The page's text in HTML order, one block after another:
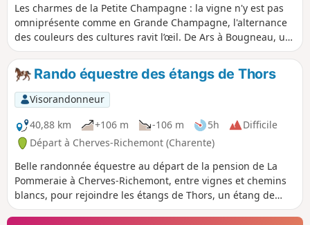
Les charmes de la Petite Champagne : la vigne n'y est pas
omniprésente comme en Grande Champagne, l'alternance
des couleurs des cultures ravit l’œil. De Ars à Bougneau, un
chemin de crête avec de vastes panoramas sur la vallée de
la Charente. De Bougneau à Lonzac une promenade sur de
bons chemin dans l'attente ...d'une belle et triste histoire
d'amour. Un retour par des chemins longeant la vallée du
Né avec un gué qui sera le seul point d'eau naturel. Pensez
aux possibilités de halte...
Rando équestre des étangs de Thors
Visorandonneur
40,88 km
+106 m -106 m 5h
Difficile
Départ à Cherves-Richemont (Charente)
Belle randonnée équestre au départ de la pension de La
Pommeraie à Cherves-Richemont, entre vignes et chemins
blancs, pour rejoindre les étangs de Thors, un étang de
balade et de baignade puis l'étang de pêche entouré de